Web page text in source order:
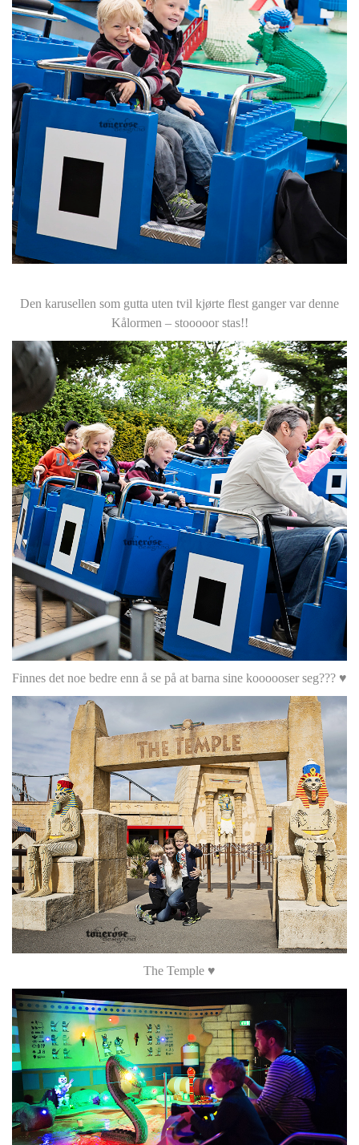
Den karusellen som gutta uten tvil kjørte flest ganger var denne
Kålormen – stooooor stas!!
Finnes det noe bedre enn å se på at barna sine koooooser seg??? ♥
The Temple ♥